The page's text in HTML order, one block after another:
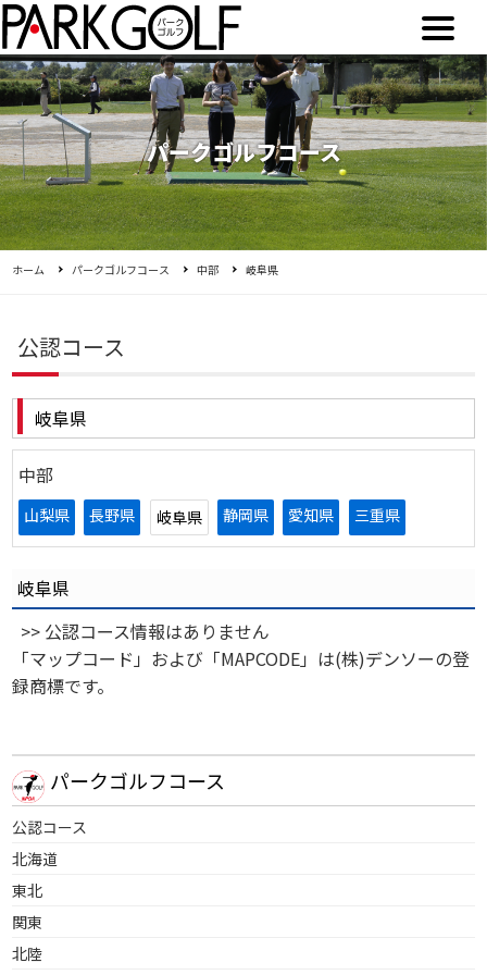
パークゴルフコース
ホーム パークゴルフコース 中部 岐阜県
パークゴルフコース
公認コース
北海道
東北
関東
北陸
公認コース
岐阜県
中部
山梨県 長野県 岐阜県 静岡県 愛知県 三重県
岐阜県
>> 公認コース情報はありません
「マップコード」および「MAPCODE」は(株)デンソーの登
録商標です。